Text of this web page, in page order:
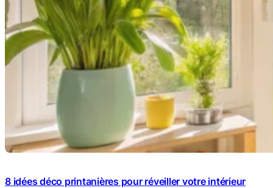
8 idées déco printanières pour réveiller votre intérieur